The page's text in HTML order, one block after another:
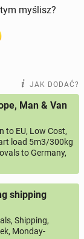
myślisz?
JAK DODAĆ?
Man & Van
to EU, Low Cost,
load 5m3/300kg
to Germany,
shipping
Shipping,
Monday-